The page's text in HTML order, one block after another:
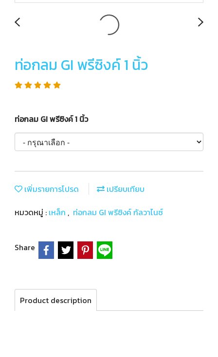
ท่อกลม GI พรีซิงค์ 1 นิ้ว
ท่อกลม GI พรีซิงค์ 1 นิ้ว
เพิ่มรายการโปรด
เปรียบเทียบ
หมวดหมู่ : เหล็ก , ท่อกลม GI พรีซิงค์ กัลวาไนซ์
Share
Product description